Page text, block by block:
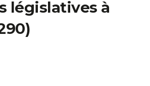
législatives à